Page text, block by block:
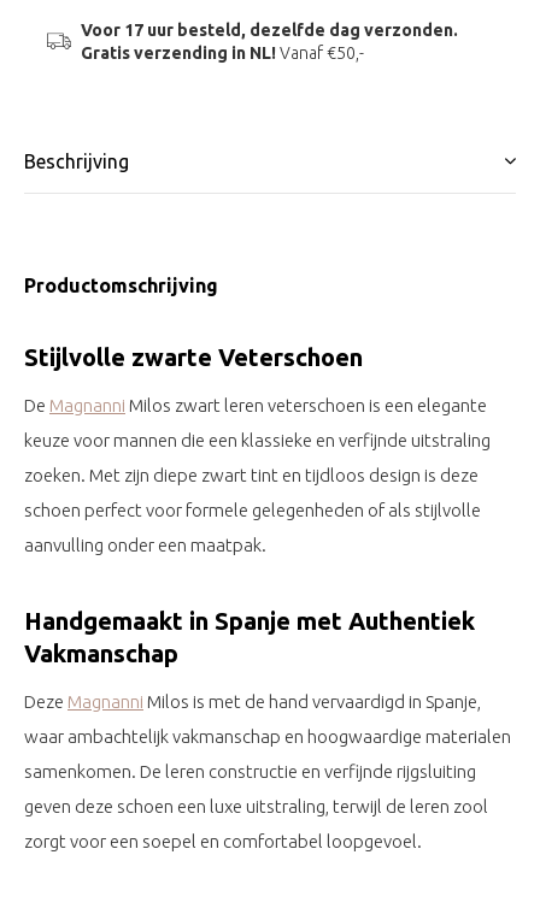
Voor 17 uur besteld, dezelfde dag verzonden.
Gratis verzending in NL!Vanaf €50,-
Beschrijving
Productomschrijving
Stijlvolle zwarte Veterschoen
De Magnanni Milos zwart leren veterschoen is een elegante
keuze voor mannen die een klassieke en verfijnde uitstraling
zoeken. Met zijn diepe zwart tint en tijdloos design is deze
schoen perfect voor formele gelegenheden of als stijlvolle
aanvulling onder een maatpak.
Handgemaakt in Spanje met Authentiek
Vakmanschap
Deze Magnanni Milos is met de hand vervaardigd in Spanje,
waar ambachtelijk vakmanschap en hoogwaardige materialen
samenkomen. De leren constructie en verfijnde rijgsluiting
geven deze schoen een luxe uitstraling, terwijl de leren zool
zorgt voor een soepel en comfortabel loopgevoel.